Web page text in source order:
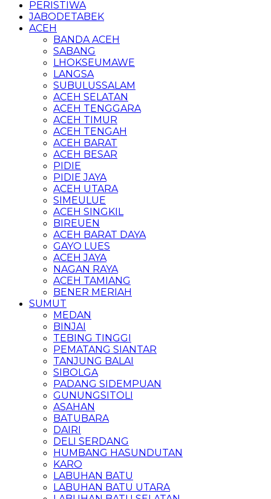
PERISTIWA
JABODETABEK
ACEH
BANDA ACEH
SABANG
LHOKSEUMAWE
LANGSA
SUBULUSSALAM
ACEH SELATAN
ACEH TENGGARA
ACEH TIMUR
ACEH TENGAH
ACEH BARAT
ACEH BESAR
PIDIE
PIDIE JAYA
ACEH UTARA
SIMEULUE
ACEH SINGKIL
BIREUEN
ACEH BARAT DAYA
GAYO LUES
ACEH JAYA
NAGAN RAYA
ACEH TAMIANG
BENER MERIAH
SUMUT
MEDAN
BINJAI
TEBING TINGGI
PEMATANG SIANTAR
TANJUNG BALAI
SIBOLGA
PADANG SIDEMPUAN
GUNUNGSITOLI
ASAHAN
BATUBARA
DAIRI
DELI SERDANG
HUMBANG HASUNDUTAN
KARO
LABUHAN BATU
LABUHAN BATU UTARA